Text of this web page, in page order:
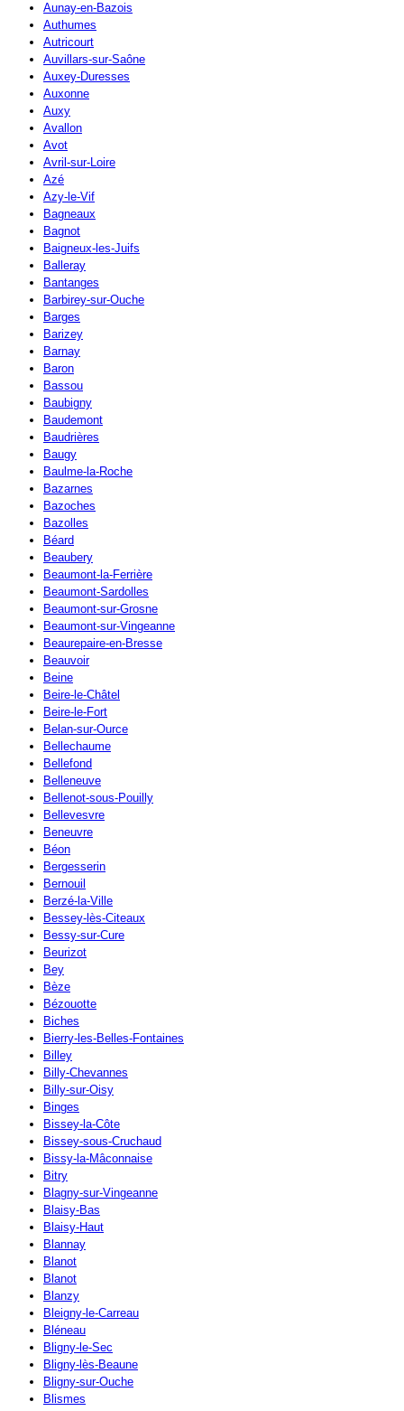
Aunay-en-Bazois
Authumes
Autricourt
Auvillars-sur-Saône
Auxey-Duresses
Auxonne
Auxy
Avallon
Avot
Avril-sur-Loire
Azé
Azy-le-Vif
Bagneaux
Bagnot
Baigneux-les-Juifs
Balleray
Bantanges
Barbirey-sur-Ouche
Barges
Barizey
Barnay
Baron
Bassou
Baubigny
Baudemont
Baudrières
Baugy
Baulme-la-Roche
Bazarnes
Bazoches
Bazolles
Béard
Beaubery
Beaumont-la-Ferrière
Beaumont-Sardolles
Beaumont-sur-Grosne
Beaumont-sur-Vingeanne
Beaurepaire-en-Bresse
Beauvoir
Beine
Beire-le-Châtel
Beire-le-Fort
Belan-sur-Ource
Bellechaume
Bellefond
Belleneuve
Bellenot-sous-Pouilly
Bellevesvre
Beneuvre
Béon
Bergesserin
Bernouil
Berzé-la-Ville
Bessey-lès-Citeaux
Bessy-sur-Cure
Beurizot
Bey
Bèze
Bézouotte
Biches
Bierry-les-Belles-Fontaines
Billey
Billy-Chevannes
Billy-sur-Oisy
Binges
Bissey-la-Côte
Bissey-sous-Cruchaud
Bissy-la-Mâconnaise
Bitry
Blagny-sur-Vingeanne
Blaisy-Bas
Blaisy-Haut
Blannay
Blanot
Blanot
Blanzy
Bleigny-le-Carreau
Bléneau
Bligny-le-Sec
Bligny-lès-Beaune
Bligny-sur-Ouche
Blismes